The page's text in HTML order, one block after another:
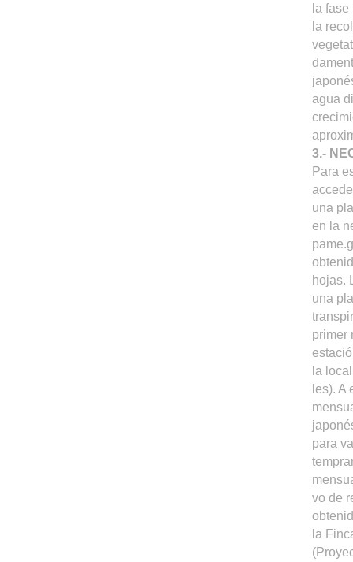
la fase
la
agua
3.-
Para
una
en la
hojas.
una
primer
la
les). A
para
vo de
la